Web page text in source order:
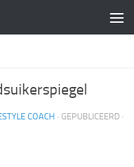
COACH · GEPUBLICEERD ·